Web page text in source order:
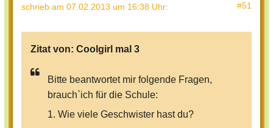
schrieb am 07.02.2013 um 16:38 Uhr: #51
Zitat von: Coolgirl mal 3
Bitte beantwortet mir folgende Fragen,
brauch`ich für die Schule:
1. Wie viele Geschwister hast du?